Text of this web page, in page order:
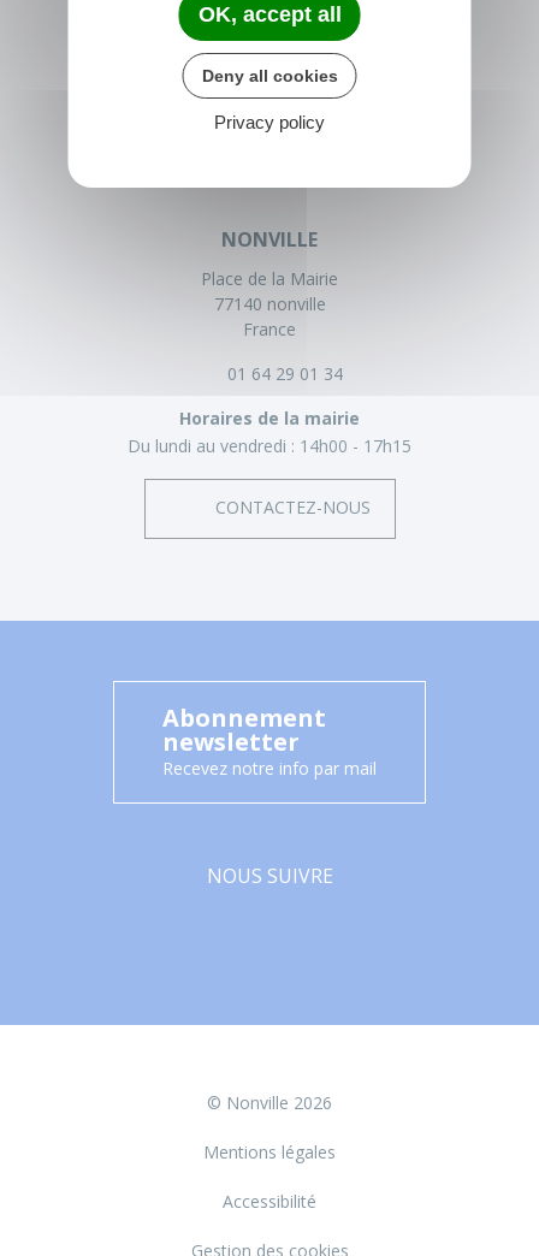
NONVILLE
Place de la Mairie
77140 nonville
France
01 64 29 01 34
Horaires de la mairie
Du lundi au vendredi : 14h00 - 17h15
CONTACTEZ-NOUS
Abonnement
newsletter
Recevez notre info par mail
NOUS SUIVRE
© Nonville 2026
Mentions légales
Accessibilité
Gestion des cookies
OK, accept all
Deny all cookies
Privacy policy